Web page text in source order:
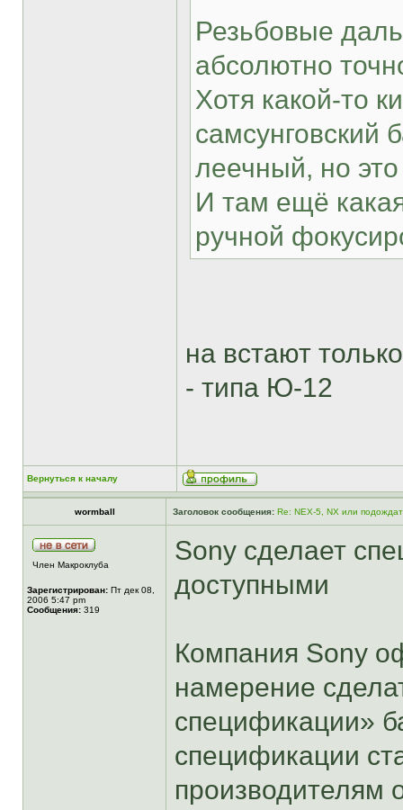
Резьбовые
абсолютно
Хотя какой-то
самсунговский
леечный, но
И там ещё
ручной
на встают
- типа Ю-12
Вернуться к началу
wormball Заголовок сообщения: Re: NEX-5, NX или
Член Макроклуба
Зарегистрирован: Пт дек 08,
2006 5:47 pm
Сообщения: 319
Sony сделает
доступными
Компания Sony
намерение
спецификации»
спецификации
производителям